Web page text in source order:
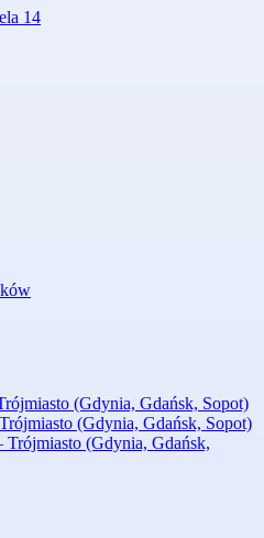
14
(Gdynia, Gdańsk, Sopot)
(Gdynia, Gdańsk, Sopot)
(Gdynia, Gdańsk,